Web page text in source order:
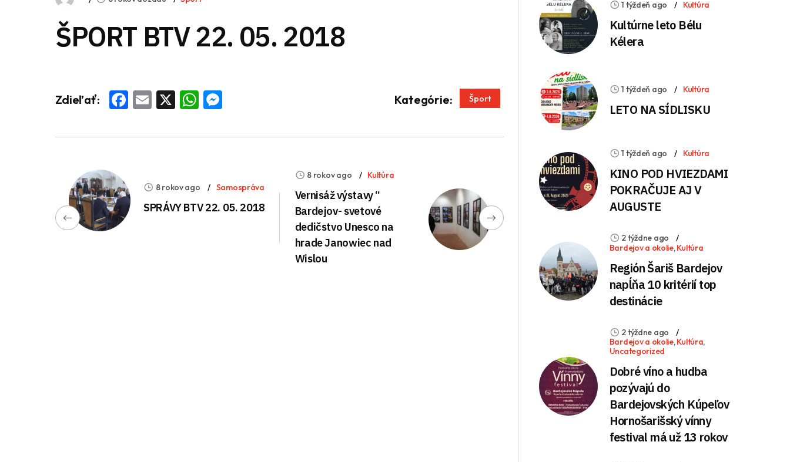
ŠPORT BTV 22. 05. 2018
Zdieľať: Facebook
Email
X WhatsApp
Messenger Kategórie: Šport
8 rokov ago Samospráva
SPRÁVY BTV 22. 05. 2018
8 rokov ago Kultúra
Vernisáž výstavy “
Bardejov- svetové
dedičstvo Unesco na
hrade Janowiec nad
Wislou
1 týždeň ago Kultúra
Kultúrne leto Bélu
Kélera
1 týždeň ago Kultúra
LETO NA SÍDLISKU
1 týždeň ago Kultúra
KINO POD HVIEZDAMI
POKRAČUJE AJ V
AUGUSTE
2 týždne ago
Bardejov a okolie,Kultúra
Región Šariš Bardejov
napĺňa 10 kritérií top
destinácie
2 týždne ago
Bardejov a okolie,Kultúra,
Uncategorized
Dobré víno a hudba
pozývajú do
Bardejovských Kúpeľov
Hornošarišský vínny
festival má už 13 rokov